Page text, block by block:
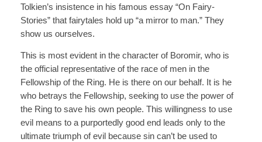
Tolkien’s insistence in his famous essay “On Fairy-
Stories” that fairytales hold up “a mirror to man.” They
show us ourselves.
This is most evident in the character of Boromir, who is
the official representative of the race of men in the
Fellowship of the Ring. He is there on our behalf. It is he
who betrays the Fellowship, seeking to use the power of
the Ring to save his own people. This willingness to use
evil means to a purportedly good end leads only to the
ultimate triumph of evil because sin can’t be used to